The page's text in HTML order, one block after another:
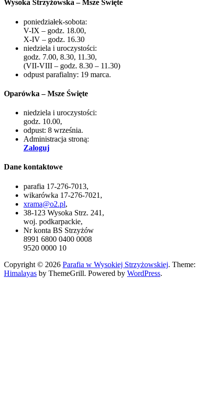
Wysoka Strzyżowska – Msze Święte
poniedziałek-sobota:
V-IX – godz. 18.00,
X-IV – godz. 16.30
niedziela i uroczystości:
godz. 7.00, 8.30, 11.30,
(VII-VIII – godz. 8.30 – 11.30)
odpust parafialny: 19 marca.
Oparówka – Msze Święte
niedziela i uroczystości:
godz. 10.00,
odpust: 8 września.
Administracja stroną:
Zaloguj
Dane kontaktowe
parafia 17-276-7013,
wikarówka 17-276-7021,
xrama@o2.pl,
38-123 Wysoka Strz. 241,
woj. podkarpackie,
Nr konta BS Strzyżów
8991 6800 0400 0008
9520 0000 10
Copyright © 2026 Parafia w Wysokiej Strzyżowskiej. Theme:
Himalayas by ThemeGrill. Powered by WordPress.